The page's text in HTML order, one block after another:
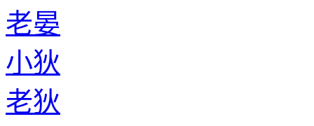
老晏
小狄
老狄